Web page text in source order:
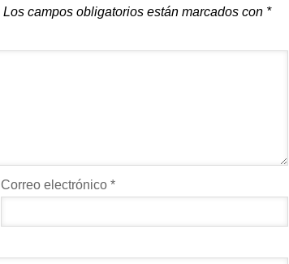
Los campos obligatorios están marcados con *
Correo electrónico *